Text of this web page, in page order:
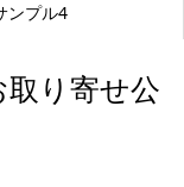
ンプル4
り寄せ公